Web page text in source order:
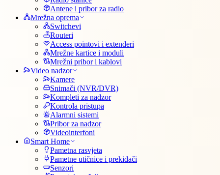
Antene i pribor za radio
Mrežna oprema
Switchevi
Routeri
Access pointovi i extenderi
Mrežne kartice i moduli
Mrežni pribor i kablovi
Video nadzor
Kamere
Snimači (NVR/DVR)
Kompleti za nadzor
Kontrola pristupa
Alarmni sistemi
Pribor za nadzor
Videointerfoni
Smart Home
Pametna rasvjeta
Pametne utičnice i prekidači
Senzori